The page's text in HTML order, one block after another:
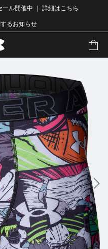
ール開催中 ｜ 詳細はこちら
るお知らせ